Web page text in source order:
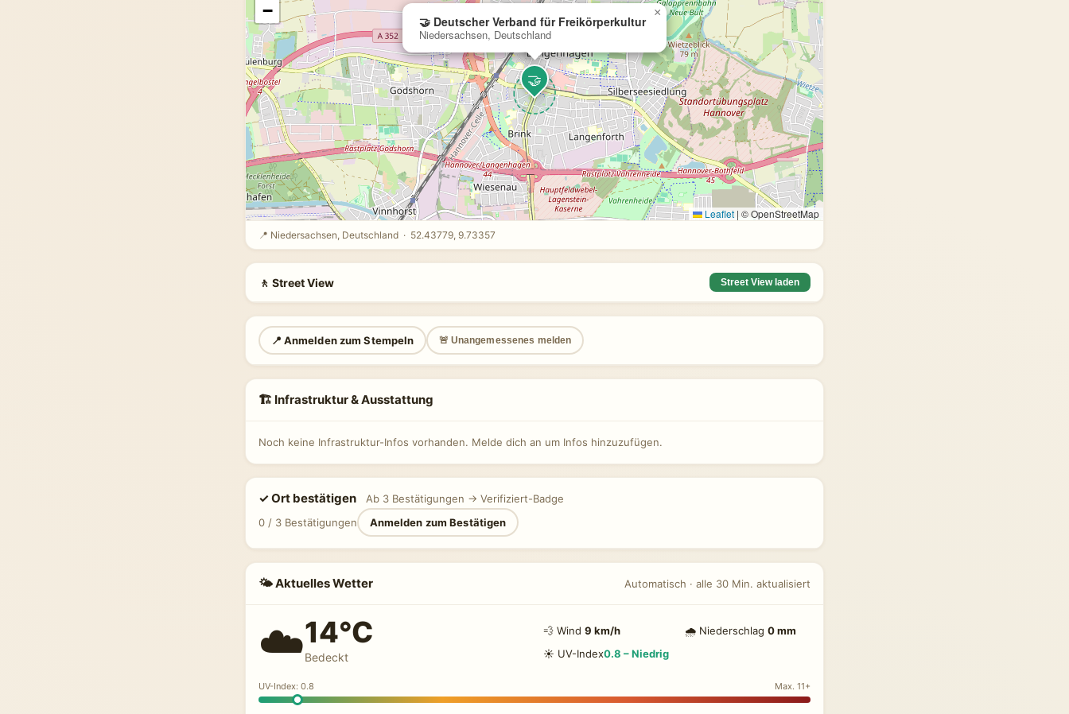
🤝
🤝 Deutscher Verband für Freikörperkultur
Niedersachsen, Deutschland
×
−
Leaflet | © OpenStreetMap
📍 Niedersachsen, Deutschland · 52.43779, 9.73357
🚶 Street View Street View laden
📍 Anmelden zum Stempeln 🚨 Unangemessenes melden
🏗 Infrastruktur & Ausstattung
Noch keine Infrastruktur-Infos vorhanden. Melde dich an um Infos hinzuzufügen.
✓ Ort bestätigen
Ab 3 Bestätigungen → Verifiziert-Badge
0 / 3 Bestätigungen
Anmelden zum Bestätigen
🌤 Aktuelles Wetter Automatisch · alle 30 Min. aktualisiert
☁️14°C
Bedeckt
💨 Wind 9 km/h 🌧 Niederschlag 0 mm
☀️ UV-Index0.8 – Niedrig
UV-Index: 0.8 Max. 11+